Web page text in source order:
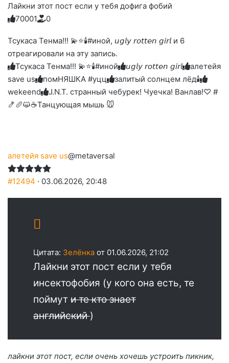
Лайкни этот пост если у тебя дофига фобий
Голосуйте
вверх.
7
Нажмите
реакцию:
0
Нажмите
реакцию:
до
слез
0
Нажмите
реакцию:
0
Нажмите
реакцию:
1
Нажмите
благодарю
0
Тсукаса Тенма!!! 💫⭐🕯️#иной, 𝘶𝘨𝘭𝘺 𝘳𝘰𝘵𝘵𝘦𝘯 𝘨𝘪𝘳𝘭 и 6
отреагировали на эту запись.
Тсукаса Тенма!!! 💫⭐🕯️#иной
𝘶𝘨𝘭𝘺 𝘳𝘰𝘵𝘵𝘦𝘯 𝘨𝘪𝘳𝘭
алетейя
save us
помНЯШКА #уцц
залитый солнцем лёд🕯
wekeend
J.N.T. странный чебурек! Чуечка! Ванлав!♡ #
🍤🥖😺☕Танцующая мышь 🐭
алетейя save us@metaversal
#12494 · 03.06.2026, 20:48
Цитата: Зелёнка от 01.06.2026, 21:02
Лайкни этот пост если у тебя
инсектофобия (у кого она есть, те
поймут и те кто знает
английский)
лайкни этот пост, если очень хочешь устроить пикник,